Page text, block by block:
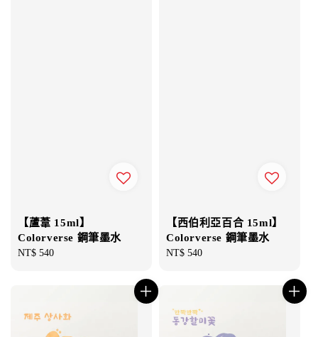
【蘆葦 15ml】
Colorverse 鋼筆墨水
Regular
NT$ 540
【西伯利亞百合 15ml】
Colorverse 鋼筆墨水
Regular
NT$ 540